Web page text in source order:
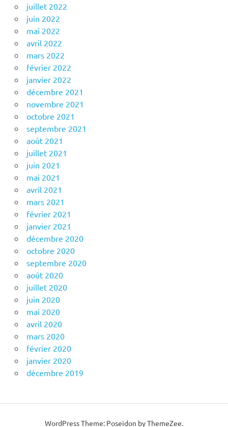
juillet 2022
juin 2022
mai 2022
avril 2022
mars 2022
février 2022
janvier 2022
décembre 2021
novembre 2021
octobre 2021
septembre 2021
août 2021
juillet 2021
juin 2021
mai 2021
avril 2021
mars 2021
février 2021
janvier 2021
décembre 2020
octobre 2020
septembre 2020
août 2020
juillet 2020
juin 2020
mai 2020
avril 2020
mars 2020
février 2020
janvier 2020
décembre 2019
WordPress Theme: Poseidon by ThemeZee.